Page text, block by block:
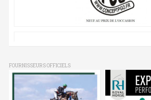
FOURNISSEURS OFFICIELS